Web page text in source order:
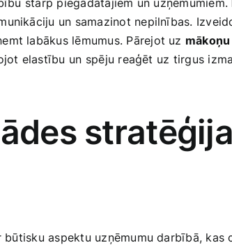
un samazinot nepilnības.
labākus lēmumus. Pārejot uz
elastību un⁤ spēju reaģēt uz tirgus
aspektu uzņēmumu darbībā,‌